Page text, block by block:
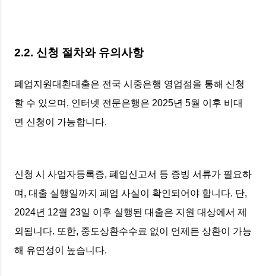
2.2. 신청 절차와 유의사항
폐업지원대환대출은 전국 시중은행 영업점을 통해 신청
할 수 있으며, 인터넷 전문은행은 2025년 5월 이후 비대
면 신청이 가능합니다.
신청 시 사업자등록증, 폐업신고서 등 증빙 서류가 필요하
며, 대출 실행일까지 폐업 사실이 확인되어야 합니다. 단,
2024년 12월 23일 이후 실행된 대출은 지원 대상에서 제
외됩니다. 또한, 중도상환수수료 없이 언제든 상환이 가능
해 유연성이 높습니다.